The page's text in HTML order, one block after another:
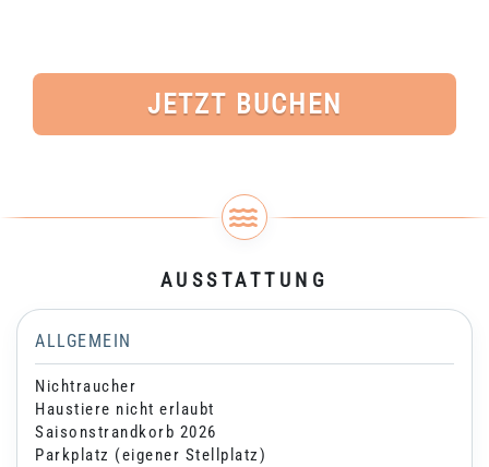
JETZT BUCHEN
AUSSTATTUNG
ALLGEMEIN
Nichtraucher
Haustiere nicht erlaubt
Saisonstrandkorb 2026
Parkplatz (eigener Stellplatz)